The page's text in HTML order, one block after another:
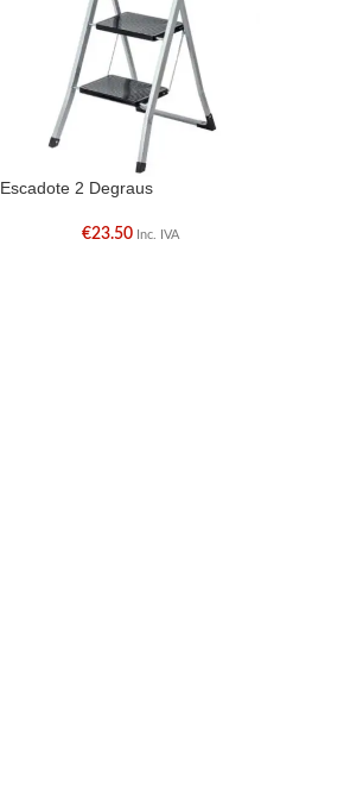
Escadote 2 Degraus
€23.50 Inc. IVA